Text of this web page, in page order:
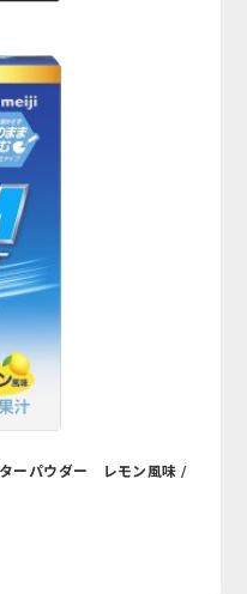
ーパウダー レモン風味 /